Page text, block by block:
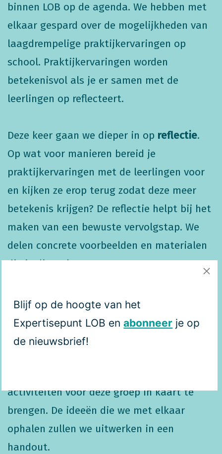
binnen LOB op de agenda. We hebben met
elkaar gespard over de mogelijkheden van
laagdrempelige praktijkervaringen op
school. Praktijkervaringen worden
betekenisvol als je er samen met de
leerlingen op reflecteert.
Deze keer gaan we dieper in op reflectie.
Op wat voor manieren bereid je
praktijkervaringen met de leerlingen voor
en kijken ze erop terug zodat deze meer
betekenis krijgen? De reflectie helpt bij het
maken van een bewuste vervolgstap. We
delen concrete voorbeelden en materialen
die je direct kan toepassen.
Ook besteden we aandacht aan
de Alfa-groep.ISK Onze Wereld vertelt hoe
zij met deze groep leerlingen aan LOB
activiteiten voor deze groep in kaart te
brengen. De ideeën die we met elkaar
ophalen zullen we uitwerken in een
handout.
Blijf op de hoogte van het
Expertisepunt LOB enabonneer je op
de nieuwsbrief!